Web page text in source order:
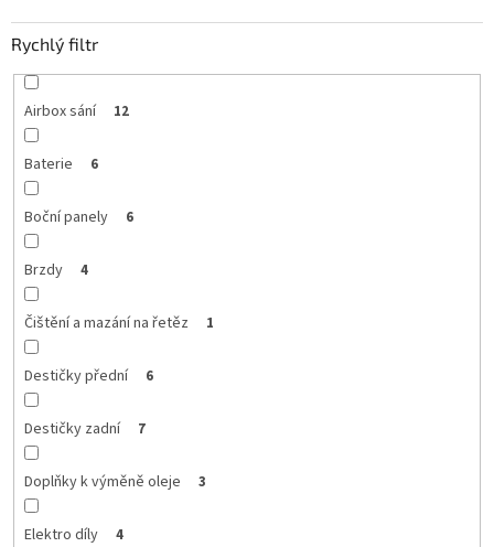
Rychlý filtr
Airbox sání 12
Baterie 6
Boční panely 6
Brzdy 4
Čištění a mazání na řetěz 1
Destičky přední 6
Destičky zadní 7
Doplňky k výměně oleje 3
Elektro díly 4